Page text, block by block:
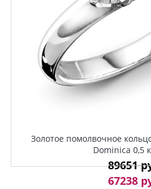
Золотое помолвочное
Dominica 0,5
89651
67238